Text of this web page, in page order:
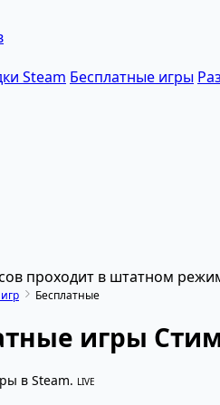
Steam Бесплатные игры
проходит в штатном
Бесплатные
игры
в Steam. LIVE